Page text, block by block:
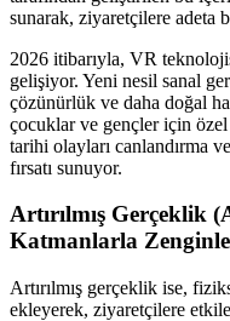
sunarak, ziyaretçilere adeta
2026 itibarıyla, VR
gelişiyor. Yeni nesil sanal
çözünürlük ve daha doğal
çocuklar ve gençler için
tarihi olayları canlandırma
fırsatı sunuyor.
Artırılmış Gerçeklik
Katmanlarla
Artırılmış gerçeklik ise,
ekleyerek, ziyaretçilere